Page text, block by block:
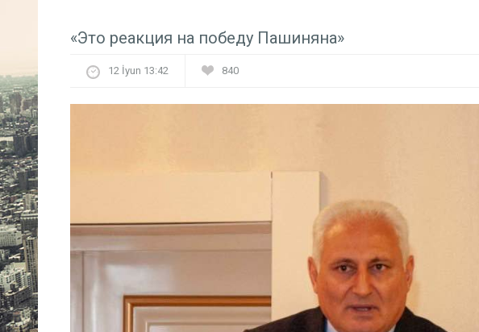
«Это реакция на победу Пашиняна»
12 İyun 13:42 840